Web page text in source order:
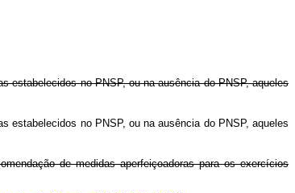
estabelecidos no PNSP, ou na ausência do PNSP, aqueles
estabelecidos no PNSP, ou na ausência do PNSP, aqueles
de medidas aperfeiçoadoras para os exercícios